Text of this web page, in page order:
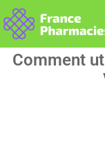
Comment